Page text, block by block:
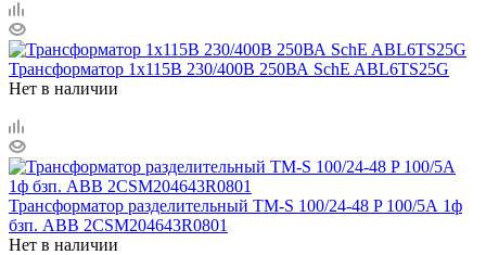
Трансформатор 1х115В 230/400В 250ВА SchE ABL6TS25G
Нет в наличии
Трансформатор разделительный TM-S 100/24-48 P 100/5А 1ф
бзп. ABB 2CSM204643R0801
Нет в наличии